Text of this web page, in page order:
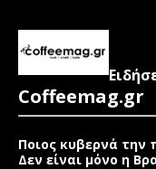
Coffeemag.gr
Ποιος κυβερνά την
Δεν είναι μόνο η